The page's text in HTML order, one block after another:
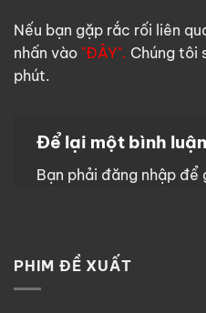
Nếu bạn gặp rắc rối liên
nhấn vào "ĐÂY". Chúng tôi
phút.
Để lại một bình luận
Bạn phải đăng nhập để
PHIM ĐỀ XUẤT